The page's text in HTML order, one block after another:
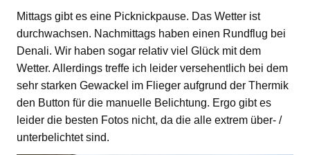
Mittags gibt es eine Picknickpause. Das Wetter ist
durchwachsen. Nachmittags haben einen Rundflug bei
Denali. Wir haben sogar relativ viel Glück mit dem
Wetter. Allerdings treffe ich leider versehentlich bei dem
sehr starken Gewackel im Flieger aufgrund der Thermik
den Button für die manuelle Belichtung. Ergo gibt es
leider die besten Fotos nicht, da die alle extrem über- /
unterbelichtet sind.